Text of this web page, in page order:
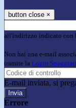
button close ×
all'indirizzo indicato con
Non hai una e-mail
tramite la Login Spaggiari
E-mail inviata, si
Errore